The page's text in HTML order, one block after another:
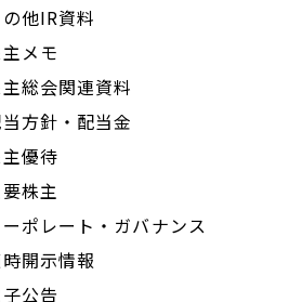
他IR資料
メモ
総会関連資料
方針・配当金
優待
株主
ポレート・ガバナンス
開示情報
公告